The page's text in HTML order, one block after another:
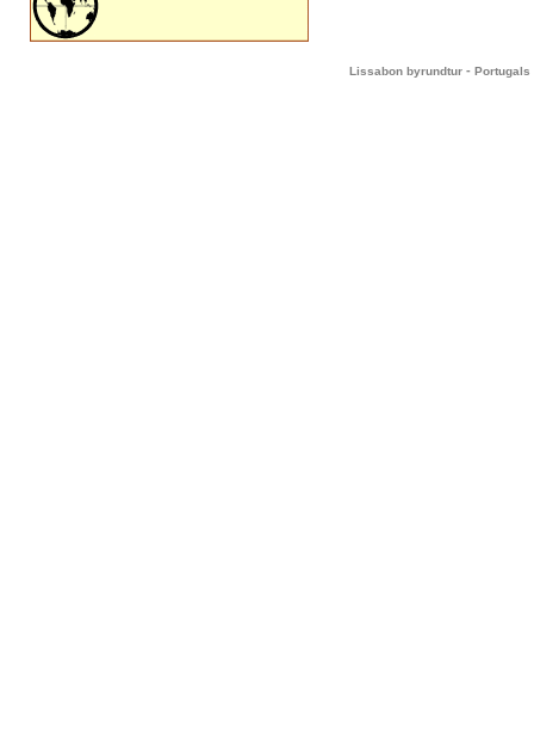
Lissabon byrundtur - Portugals